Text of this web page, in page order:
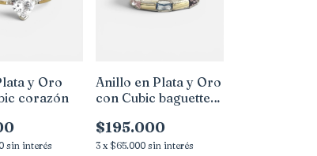
y Oro
corazón
sin interés
Anillo en Plata y Oro
con Cubic baguette
$195.000
3 x $65.000 sin interés